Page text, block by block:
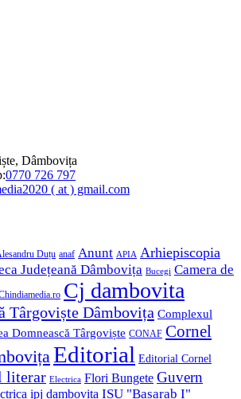
Dâmbovița
0770 726 797Opens
in
( at ) gmail.comOpens
Duțu anaf Anunt APIA Arhiepiscopia
Județeană Dâmbovița Bucegi Camera de
Cj dambovita
Târgoviște Dâmbovița Complexul
Domnească Târgoviște CONAF Cornel
Editorial Editorial Cornel
literar Electrica Flori Bungete Guvern
ipj dambovita ISU "Basarab I"